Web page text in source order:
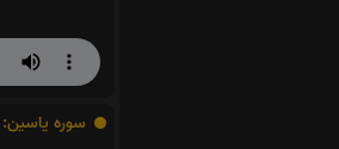
سوره یاسین: